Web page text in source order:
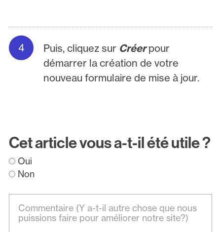
Puis, cliquez sur Créerpour
démarrer la création de votre
nouveau formulaire de mise à jour.
Cet article vous a-t-il été utile ?
Oui
Non